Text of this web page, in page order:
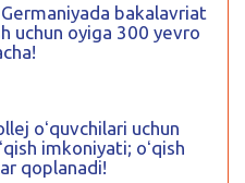
bakalavriat
uchun oyiga 300 yevro
oʻquvchilari uchun
imkoniyati; oʻqish
qoplanadi!